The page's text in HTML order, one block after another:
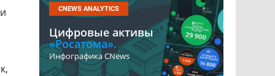
CNEWS ANALYTICS
Цифровые активы
«Росатома».
Инфографика CNews